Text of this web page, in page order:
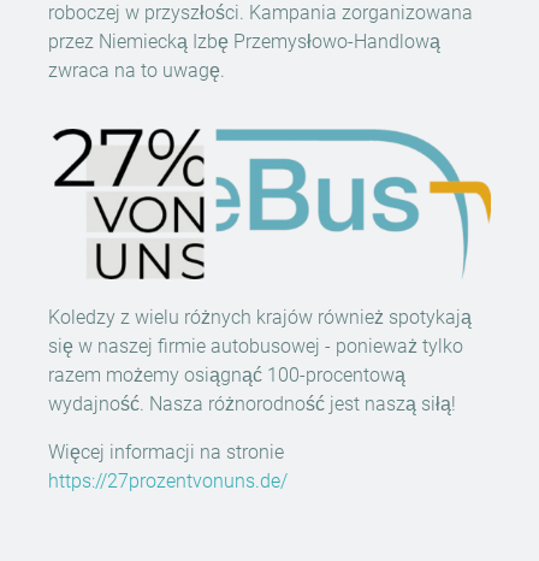
roboczej w przyszłości. Kampania zorganizowana
przez Niemiecką Izbę Przemysłowo-Handlową
zwraca na to uwagę.
Koledzy z wielu różnych krajów również spotykają
się w naszej firmie autobusowej - ponieważ tylko
razem możemy osiągnąć 100-procentową
wydajność. Nasza różnorodność jest naszą siłą!
Więcej informacji na stronie
https://27prozentvonuns.de/